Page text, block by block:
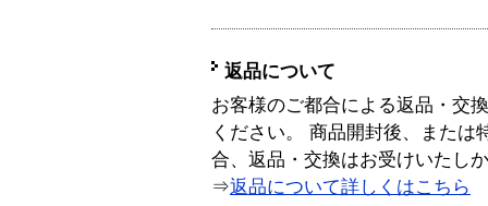
返品について
お客様のご都合による返品・交
ください。 商品開封後、または
合、返品・交換はお受けいたし
⇒返品について詳しくはこちら